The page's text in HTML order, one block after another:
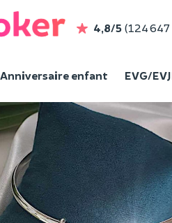
4,8/5 (124 647
Anniversaire enfant EVG/